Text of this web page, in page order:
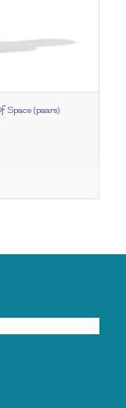
Space (paars)